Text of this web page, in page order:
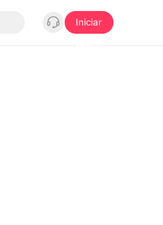
Iniciar